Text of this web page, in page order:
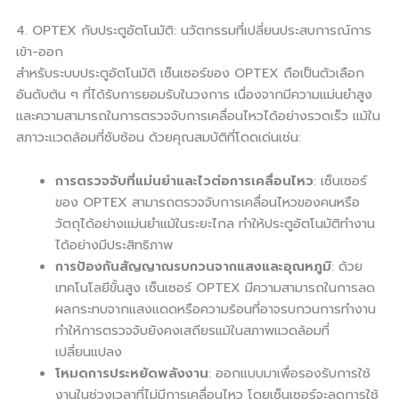
4. OPTEX กับประตูอัตโนมัติ: นวัตกรรมที่เปลี่ยนประสบการณ์การ
เข้า-ออก
สำหรับระบบประตูอัตโนมัติ เซ็นเซอร์ของ OPTEX ถือเป็นตัวเลือก
อันดับต้น ๆ ที่ได้รับการยอมรับในวงการ เนื่องจากมีความแม่นยำสูง
และความสามารถในการตรวจจับการเคลื่อนไหวได้อย่างรวดเร็ว แม้ใน
สภาวะแวดล้อมที่ซับซ้อน ด้วยคุณสมบัติที่โดดเด่นเช่น:
การตรวจจับที่แม่นยำและไวต่อการเคลื่อนไหว: เซ็นเซอร์
ของ OPTEX สามารถตรวจจับการเคลื่อนไหวของคนหรือ
วัตถุได้อย่างแม่นยำแม้ในระยะไกล ทำให้ประตูอัตโนมัติทำงาน
ได้อย่างมีประสิทธิภาพ
การป้องกันสัญญาณรบกวนจากแสงและอุณหภูมิ: ด้วย
เทคโนโลยีขั้นสูง เซ็นเซอร์ OPTEX มีความสามารถในการลด
ผลกระทบจากแสงแดดหรือความร้อนที่อาจรบกวนการทำงาน
ทำให้การตรวจจับยังคงเสถียรแม้ในสภาพแวดล้อมที่
เปลี่ยนแปลง
โหมดการประหยัดพลังงาน: ออกแบบมาเพื่อรองรับการใช้
งานในช่วงเวลาที่ไม่มีการเคลื่อนไหว โดยเซ็นเซอร์จะลดการใช้